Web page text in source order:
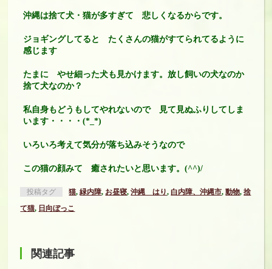
沖縄は捨て犬・猫が多すぎて 悲しくなるからです。
ジョギングしてると たくさんの猫がすてられてるように
感じます
たまに やせ細った犬も見かけます。放し飼いの犬なのか
捨て犬なのか？
私自身もどうもしてやれないので 見て見ぬふりしてしま
います・・・・(*_*)
いろいろ考えて気分が落ち込みそうなので
この猫の顔みて 癒されたいと思います。(^^)/
投稿タグ 猫,緑内障, お昼寝,沖縄 はり,白内障、沖縄市,動物,捨
て猫, 日向ぼっこ
関連記事